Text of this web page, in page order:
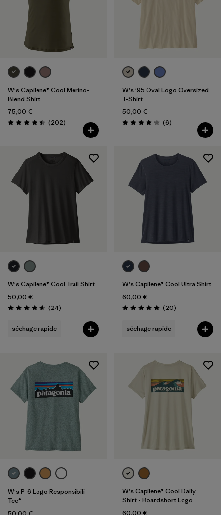
W's Capilene® Cool Merino-
Blend Shirt
75,00 €
Évaluation: 4.4 / 5
(202Avis
)
W's '95 Oval Logo Oversized
T-Shirt
50,00 €
Évaluation: 4.2 / 5
(6Avis
)
W's Capilene® Cool Trail Shirt
50,00 €
Évaluation: 4.7 / 5
(24Avis
)
séchage rapide
W's Capilene® Cool Ultra Shirt
60,00 €
Évaluation: 4.9 / 5
(20Avis
)
séchage rapide
W's P-6 Logo Responsibili-
Tee®
50,00 €
W's Capilene® Cool Daily
Shirt - Boardshort Logo
60,00 €